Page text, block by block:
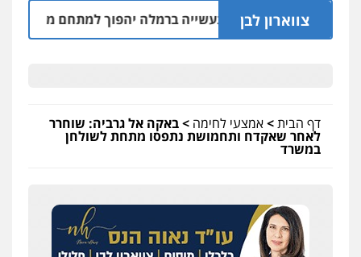
צווארון לבן
חלק מאזור התעשייה ברמלה יהפוך למתחם מגורים עם 1,700 יחידות דיור
דף הבית>אמצעי לחימה >באקה אל גרביה: שוחרר
לאחר שאקדח ותחמושת נתפסו מתחת לשולחן
במשרד